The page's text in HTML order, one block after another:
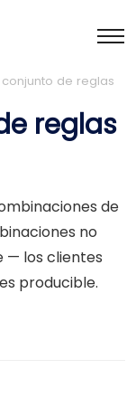
de reglas
reglas
de
no
— los clientes
producible.